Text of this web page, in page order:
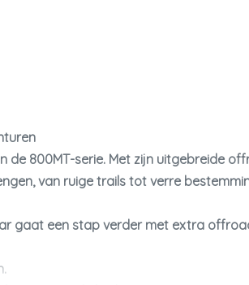
de 800MT-serie. Met zijn uitgebreide
, van ruige trails tot verre
gaat een stap verder met extra